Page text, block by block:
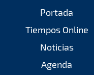
Portada
Tiempos Online
Noticias
Agenda